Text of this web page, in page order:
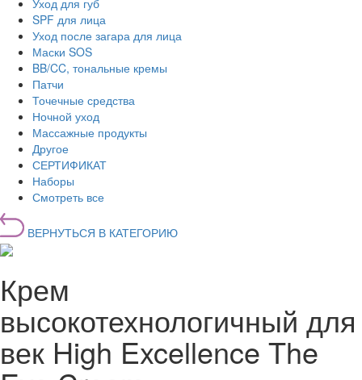
Уход для губ
SPF для лица
Уход после загара для лица
Маски SOS
BB/CC, тональные кремы
Патчи
Точечные средства
Ночной уход
Массажные продукты
Другое
СЕРТИФИКАТ
Наборы
Смотреть все
ВЕРНУТЬСЯ В КАТЕГОРИЮ
Крем
высокотехнологичный для
век High Excellence The